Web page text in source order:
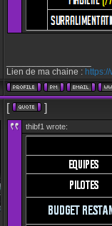
Lien de ma chaine :
[ ]
thibf1 wrote: